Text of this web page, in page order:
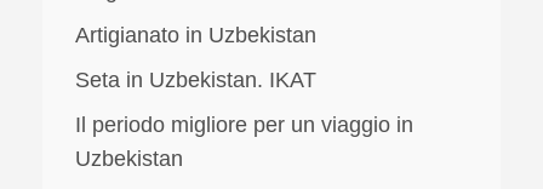
Artigianato in Uzbekistan
Seta in Uzbekistan. IKAT
Il periodo migliore per un viaggio in
Uzbekistan